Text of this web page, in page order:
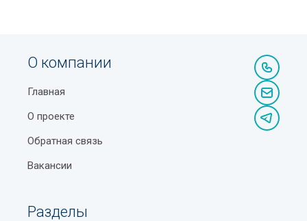
О компании
Главная
О проекте
Обратная связь
Вакансии
Разделы